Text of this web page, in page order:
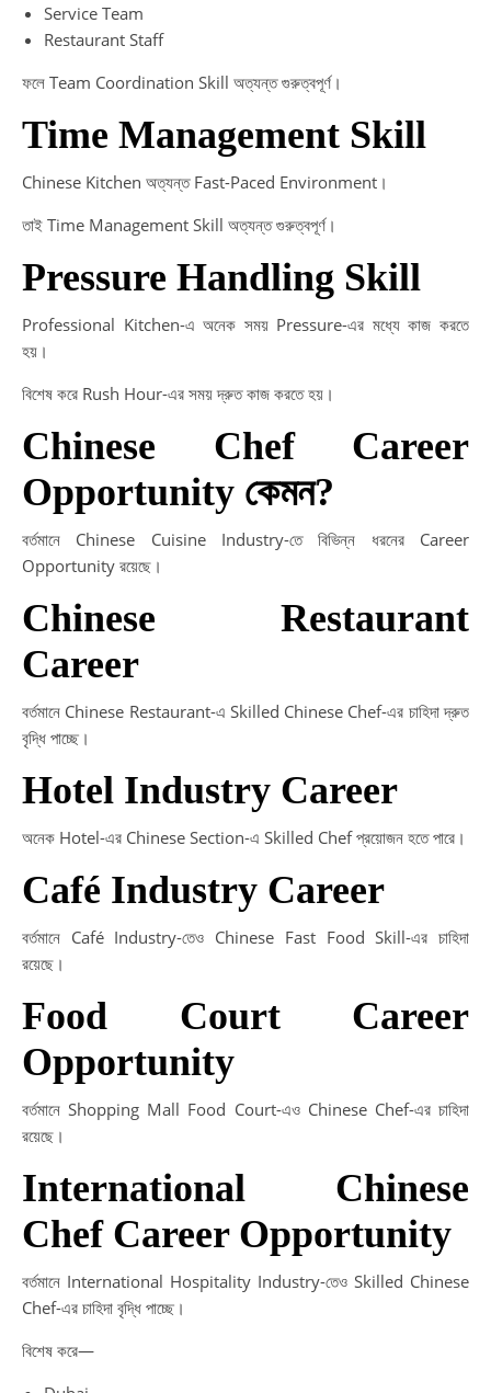
Service Team
Restaurant Staff
ফলে Team Coordination Skill অত্যন্ত গুরুত্বপূর্ণ।
Time Management Skill
Chinese Kitchen অত্যন্ত Fast-Paced Environment।
তাই Time Management Skill অত্যন্ত গুরুত্বপূর্ণ।
Pressure Handling Skill
Professional Kitchen-এ অনেক সময় Pressure-এর মধ্যে কাজ করতে
হয়।
বিশেষ করে Rush Hour-এর সময় দ্রুত কাজ করতে হয়।
Chinese Chef Career
Opportunity কেমন?
বর্তমানে Chinese Cuisine Industry-তে বিভিন্ন ধরনের Career
Opportunity রয়েছে।
Chinese Restaurant
Career
বর্তমানে Chinese Restaurant-এ Skilled Chinese Chef-এর চাহিদা দ্রুত
বৃদ্ধি পাচ্ছে।
Hotel Industry Career
অনেক Hotel-এর Chinese Section-এ Skilled Chef প্রয়োজন হতে পারে।
Café Industry Career
বর্তমানে Café Industry-তেও Chinese Fast Food Skill-এর চাহিদা
রয়েছে।
Food Court Career
Opportunity
বর্তমানে Shopping Mall Food Court-এও Chinese Chef-এর চাহিদা
রয়েছে।
International Chinese
Chef Career Opportunity
বর্তমানে International Hospitality Industry-তেও Skilled Chinese
Chef-এর চাহিদা বৃদ্ধি পাচ্ছে।
বিশেষ করে—